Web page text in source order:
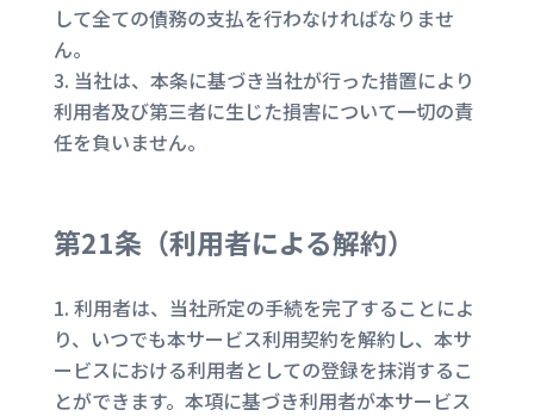
して全ての債務の支払を行わなければなりませ
ん。
当社は、本条に基づき当社が行った措置により
利用者及び第三者に生じた損害について一切の責
任を負いません。
第21条（利用者による解約）
利用者は、当社所定の手続を完了することによ
り、いつでも本サービス利用契約を解約し、本サ
ービスにおける利用者としての登録を抹消するこ
とができます。本項に基づき利用者が本サービス